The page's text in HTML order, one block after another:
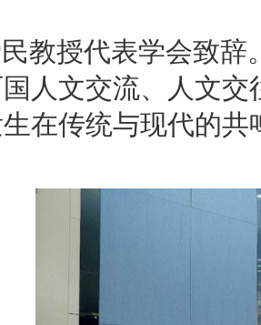
教授代表学会致辞
人文交流、人文
在传统与现代的共